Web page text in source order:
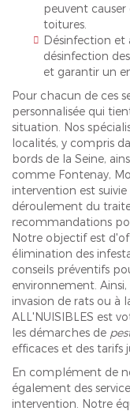
peuvent causer
toitures.
Désinfection et
désinfection
et garantir un
Pour chacun de ces
personnalisée qui
situation. Nos
localités, y compris
bords de la Seine,
comme Fontenay,
intervention est
déroulement du
recommandations
Notre objectif est
élimination des
conseils préventifs
environnement.
invasion de rats ou à
ALL'NUISIBLES est
les démarches de
efficaces et des tarifs
En complément de
également des
intervention. Notre